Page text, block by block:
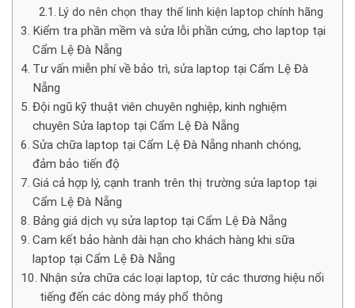
Lý do nên chọn thay thế linh kiện laptop chính hãng
Kiểm tra phần mềm và sửa lỗi phần cứng, cho laptop tại
Cẩm Lệ Đà Nẵng
Tư vấn miễn phí về bảo trì, sửa laptop tại Cẩm Lệ Đà
Nẵng
Đội ngũ kỹ thuật viên chuyên nghiệp, kinh nghiệm
chuyên Sửa laptop tại Cẩm Lệ Đà Nẵng
Sửa chữa laptop tại Cẩm Lệ Đà Nẵng nhanh chóng,
đảm bảo tiến độ
Giá cả hợp lý, cạnh tranh trên thị trường sửa laptop tại
Cẩm Lệ Đà Nẵng
Bảng giá dịch vụ sửa laptop tại Cẩm Lệ Đà Nẵng
Cam kết bảo hành dài hạn cho khách hàng khi sữa
laptop tại Cẩm Lệ Đà Nẵng
Nhận sửa chữa các loại laptop, từ các thương hiệu nổi
tiếng đến các dòng máy phổ thông